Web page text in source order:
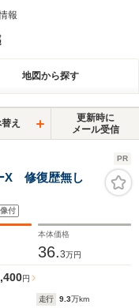
報
地図から探す
え
更新時に
メール受信
PR
X 修復歴無し
付
本体価格
36.3万円
円
走行 9.3万km